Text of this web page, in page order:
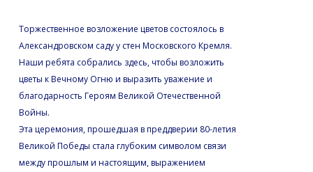
Торжественное возложение цветов состоялось в
Александровском саду у стен Московского Кремля.
Наши ребята собрались здесь, чтобы возложить
цветы к Вечному Огню и выразить уважение и
благодарность Героям Великой Отечественной
Войны.
Эта церемония, прошедшая в преддверии 80-летия
Великой Победы стала глубоким символом связи
между прошлым и настоящим, выражением